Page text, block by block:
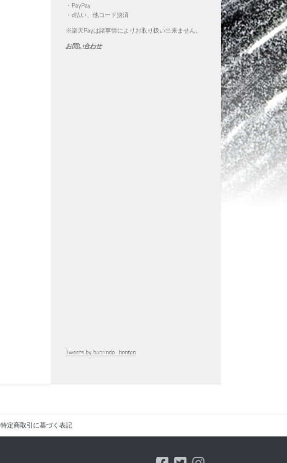
・PayPay
・d払い、他コード決済
※楽天Payは諸事情によりお取り扱い出来ません。
お問い合わせ
Tweets by bunrindo_honten
特定商取引に基づく表記